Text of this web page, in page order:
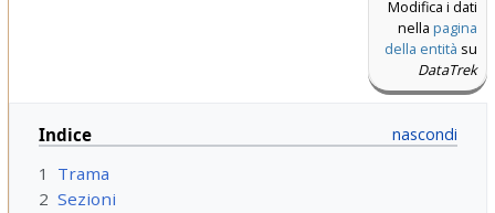
Modifica i dati
nella pagina
della entità su
DataTrek
Indice
1
Trama
2 Sezioni